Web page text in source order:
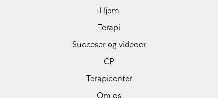
Hjem
Terapi
Succeser og videoer
CP
Terapicenter
Om os